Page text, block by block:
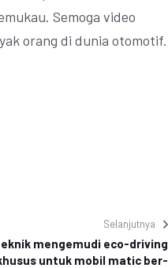
Semoga video
orang di dunia otomotif.
Selanjutnya
mengemudi eco-driving
untuk mobil matic ber-